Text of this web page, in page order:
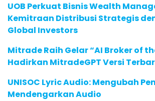
UOB Perkuat Bisnis Wealth
Kemitraan Distribusi Strategis
Global Investors
Mitrade Raih Gelar “AI Broker of
Hadirkan MitradeGPT Versi
UNISOC Lyric Audio: Mengubah
Mendengarkan Audio